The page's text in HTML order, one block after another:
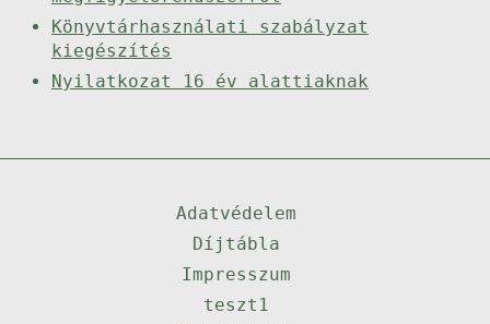
Könyvtárhasználati szabályzat
kiegészítés
Nyilatkozat 16 év alattiaknak
Adatvédelem
Díjtábla
Impresszum
teszt1